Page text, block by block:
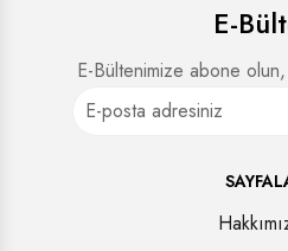
E-
E-Bültenimize abone olun,